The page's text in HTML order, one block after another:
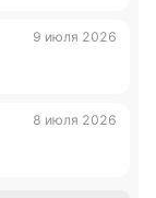
9 июля 2026
8 июля 2026